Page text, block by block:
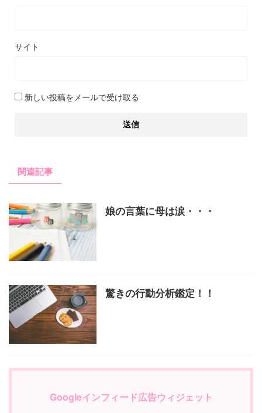
サイト
新しい投稿をメールで受け取る
関連記事
娘の言葉に母は涙・・・
驚きの行動分析鑑定！！
Googleインフィード広告ウィジェット